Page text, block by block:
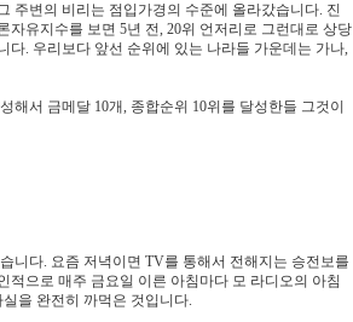
주변의 비리는 점입가경의 수준에 올라갔습니다. 진
유지수를 보면 5년 전, 20위 언저리로 그런대로 상당
. 우리보다 앞선 순위에 있는 나라들 가운데는 가나,
서 금메달 10개, 종합순위 10위를 달성한들 그것이
니다. 요즘 저녁이면 TV를 통해서 전해지는 승전보를
으로 매주 금요일 이른 아침마다 모 라디오의 아침
을 완전히 까먹은 것입니다.